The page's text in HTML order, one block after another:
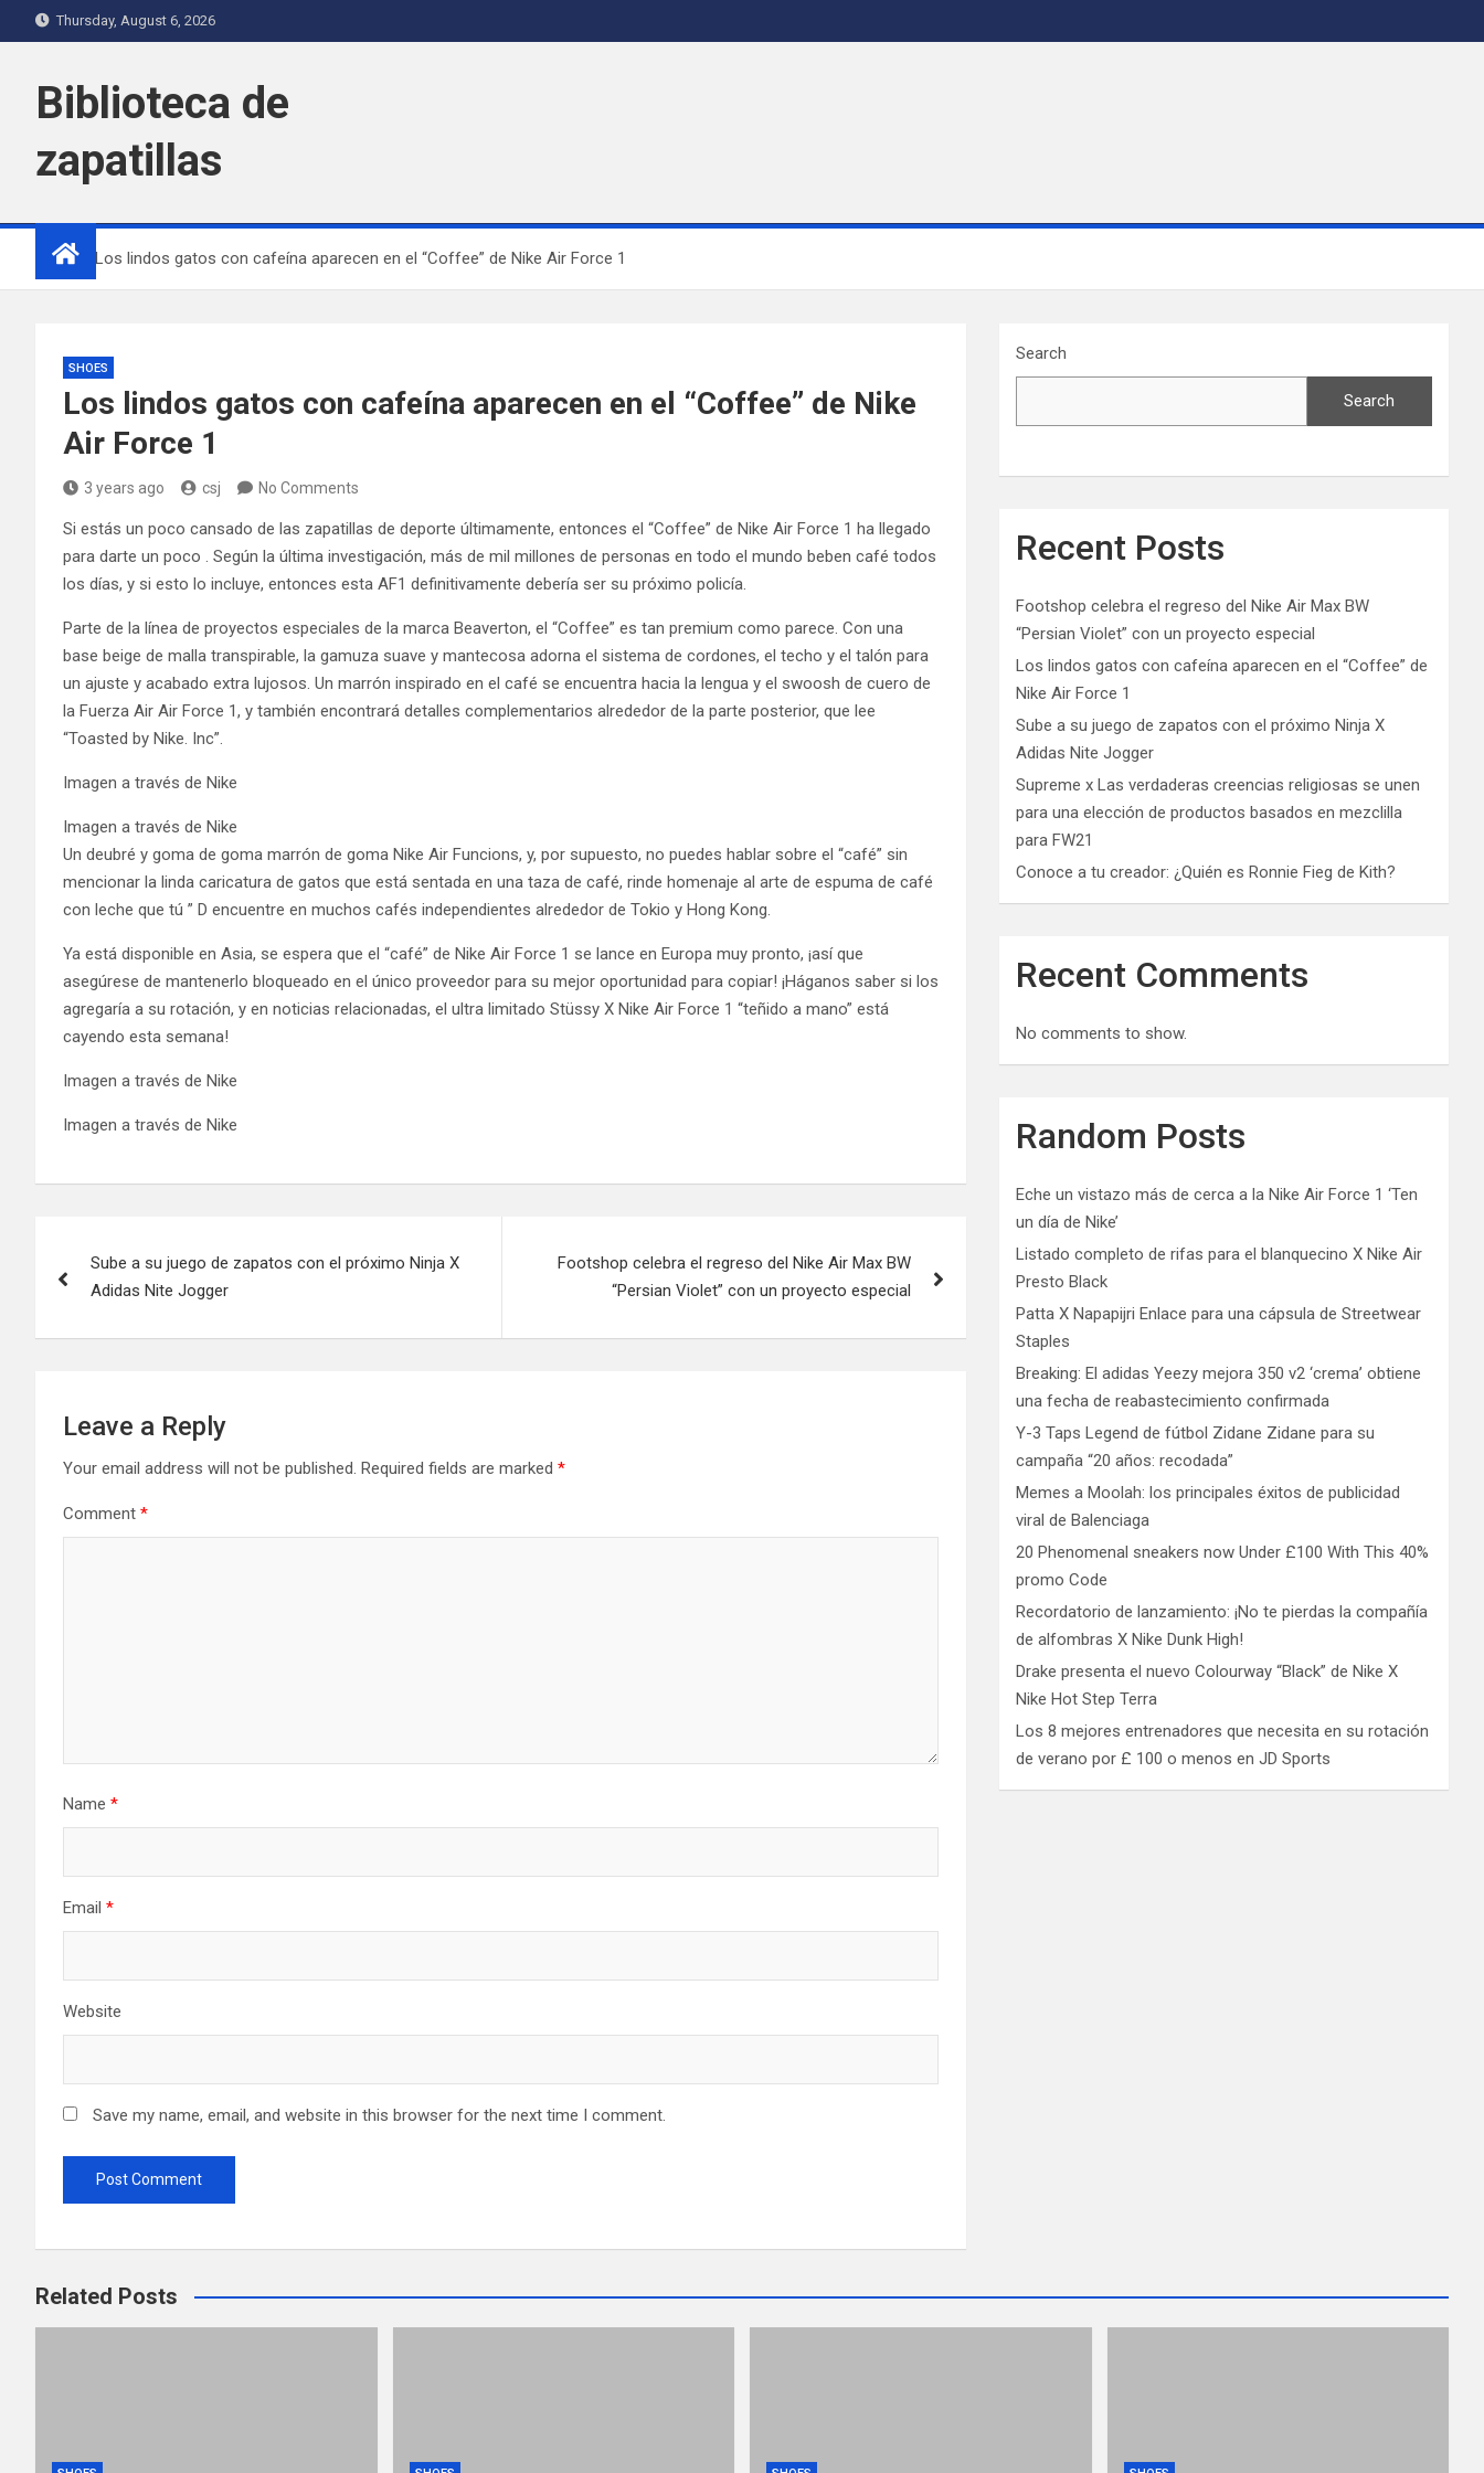
to
Thursday, August 6, 2026
Biblioteca de
zapatillas
Home Los lindos gatos con cafeína aparecen en el “Coffee” de Nike Air Force 1
SHOES
Los lindos gatos con cafeína aparecen en el “Coffee” de Nike
Air Force 1
3 years ago csj No Comments
Si estás un poco cansado de las zapatillas de deporte últimamente, entonces el “Coffee” de Nike Air Force 1 ha llegado
para darte un poco . Según la última investigación, más de mil millones de personas en todo el mundo beben café todos
los días, y si esto lo incluye, entonces esta AF1 definitivamente debería ser su próximo policía.
Parte de la línea de proyectos especiales de la marca Beaverton, el “Coffee” es tan premium como parece. Con una
base beige de malla transpirable, la gamuza suave y mantecosa adorna el sistema de cordones, el techo y el talón para
un ajuste y acabado extra lujosos. Un marrón inspirado en el café se encuentra hacia la lengua y el swoosh de cuero de
la Fuerza Air Air Force 1, y también encontrará detalles complementarios alrededor de la parte posterior, que lee
“Toasted by Nike. Inc”.
Imagen a través de Nike
Imagen a través de Nike
Un deubré y goma de goma marrón de goma Nike Air Funcions, y, por supuesto, no puedes hablar sobre el “café” sin
mencionar la linda caricatura de gatos que está sentada en una taza de café, rinde homenaje al arte de espuma de café
con leche que tú ” D encuentre en muchos cafés independientes alrededor de Tokio y Hong Kong.
Ya está disponible en Asia, se espera que el “café” de Nike Air Force 1 se lance en Europa muy pronto, ¡así que
asegúrese de mantenerlo bloqueado en el único proveedor para su mejor oportunidad para copiar! ¡Háganos saber si los
agregaría a su rotación, y en noticias relacionadas, el ultra limitado Stüssy X Nike Air Force 1 “teñido a mano” está
cayendo esta semana!
Imagen a través de Nike
Imagen a través de Nike
navigation
Sube a su juego de zapatos con el próximo Ninja X
Adidas Nite Jogger
Footshop celebra el regreso del Nike Air Max BW
“Persian Violet” con un proyecto especial
Leave a Reply
Your email address will not be published. Required fields are marked *
Comment *
Name *
Email *
Website
Save my name, email, and website in this browser for the next time I comment.
Search
Search
Recent Posts
Footshop celebra el regreso del Nike Air Max BW
“Persian Violet” con un proyecto especial
Los lindos gatos con cafeína aparecen en el “Coffee” de
Nike Air Force 1
Sube a su juego de zapatos con el próximo Ninja X
Adidas Nite Jogger
Supreme x Las verdaderas creencias religiosas se unen
para una elección de productos basados ​​en mezclilla
para FW21
Conoce a tu creador: ¿Quién es Ronnie Fieg de Kith?
Recent Comments
No comments to show.
Random Posts
Eche un vistazo más de cerca a la Nike Air Force 1 ‘Ten
un día de Nike’
Listado completo de rifas para el blanquecino X Nike Air
Presto Black
Patta X Napapijri Enlace para una cápsula de Streetwear
Staples
Breaking: El adidas Yeezy mejora 350 v2 ‘crema’ obtiene
una fecha de reabastecimiento confirmada
Y-3 Taps Legend de fútbol Zidane Zidane para su
campaña “20 años: recodada”
Memes a Moolah: los principales éxitos de publicidad
viral de Balenciaga
20 Phenomenal sneakers now Under £100 With This 40%
promo Code
Recordatorio de lanzamiento: ¡No te pierdas la compañía
de alfombras X Nike Dunk High!
Drake presenta el nuevo Colourway “Black” de Nike X
Nike Hot Step Terra
Los 8 mejores entrenadores que necesita en su rotación
de verano por £ 100 o menos en JD Sports
Related Posts